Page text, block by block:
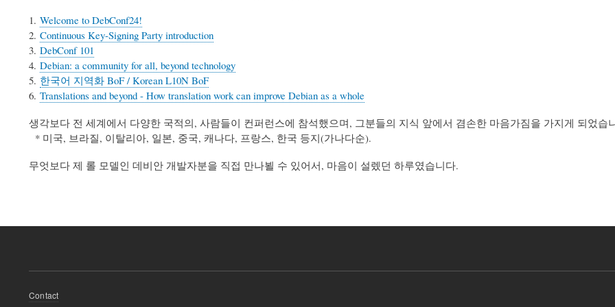
1. Welcome to DebConf24!
2. Continuous Key-Signing Party introduction
3. DebConf 101
4. Debian: a community for all, beyond technology
5. 한국어 지역화 BoF / Korean L10N BoF
6. Translations and beyond - How translation work can improve Debian as a whole
생각보다 전 세계에서 다양한 국적의, 사람들이 컨퍼런스에 참석했으며, 그분들의 지식 앞에서 겸손한 마음가짐을 가지게 되었습
* 미국, 브라질, 이탈리아, 일본, 중국, 캐나다, 프랑스, 한국 등지(가나다순).
무엇보다 제 롤 모델인 데비안 개발자분을 직접 만나뵐 수 있어서, 마음이 설렜던 하루였습니다.
Footer
Contact